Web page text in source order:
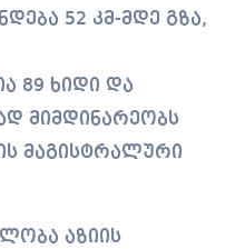
52 კმ-მდე გზა,
89 ხიდი და
მიმდინარეობს
მაგისტრალური
აზიის